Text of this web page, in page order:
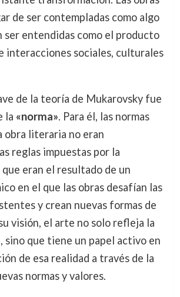
de ser contempladas como algo
ser entendidas como el producto
interacciones sociales, culturales
de la teoría de Mukarovsky fue
la «norma». Para él, las normas
obra literaria no eran
reglas impuestas por la
eran el resultado de un
en el que las obras desafían las
y crean nuevas formas de
visión, el arte no solo refleja la
sino que tiene un papel activo en
de esa realidad a través de la
normas y valores.